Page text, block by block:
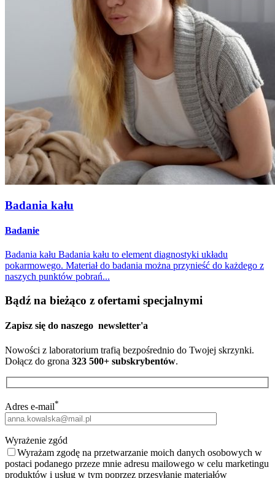
Badania kału
Badanie
Badania kału Badania kału to element diagnostyki układu
pokarmowego. Materiał do badania można przynieść do każdego z
naszych punktów pobrań...
Bądź na bieżąco z ofertami specjalnymi
Zapisz się do naszego newsletter'a
Nowości z laboratorium trafią bezpośrednio do Twojej skrzynki.
Dołącz do grona 323 500+ subskrybentów.
Adres e-mail*
Wyrażenie zgód
Wyrażam zgodę na przetwarzanie moich danych osobowych w
postaci podanego przeze mnie adresu mailowego w celu marketingu
produktów i usług w tym poprzez przesyłanie materiałów